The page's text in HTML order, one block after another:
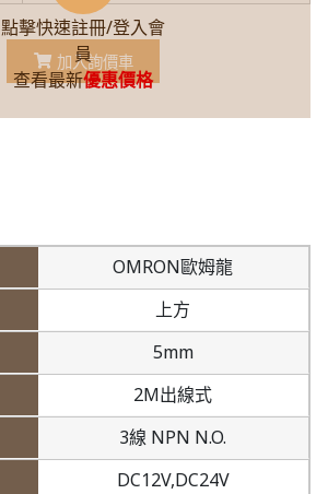
點擊快速註冊/登入會
員
查看最新優惠價格
加入詢價車
OMRON歐姆龍
上方
5mm
2M出線式
3線 NPN N.O.
DC12V,DC24V